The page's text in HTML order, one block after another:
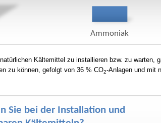
Kältemittel zu installieren bzw. zu warten,
zu können, gefolgt von 36 % CO2-Anlagen und mit